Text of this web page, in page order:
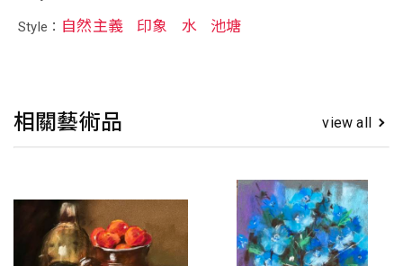
Style： 自然主義 印象 水 池塘
相關藝術品 view all